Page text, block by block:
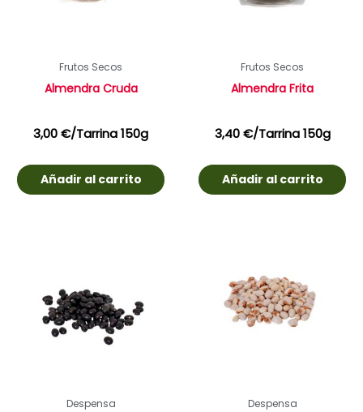
Frutos Secos
Almendra Cruda
3,00€/Tarrina 150g
Añadir al carrito
Frutos Secos
Almendra Frita
3,40€/Tarrina 150g
Añadir al carrito
Despensa Despensa